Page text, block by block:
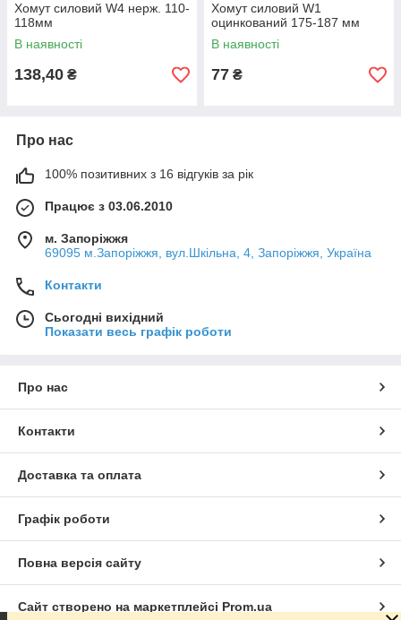
Хомут силовий W4 нерж. 110-
118мм
В наявності
138,40 ₴
Хомут силовий W1
оцинкований 175-187 мм
В наявності
77 ₴
Про нас
100% позитивних з 16 відгуків за рік
Працює з 03.06.2010
м. Запоріжжя
69095 м.Запоріжжя, вул.Шкільна, 4, Запоріжжя, Україна
Контакти
Сьогодні вихідний
Показати весь графік роботи
Про нас
Контакти
Доставка та оплата
Графік роботи
Повна версія сайту
Сайт створено на маркетплейсі Prom.ua